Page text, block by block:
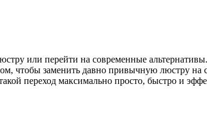
или перейти на современные
чтобы заменить давно привычную люстру на
переход максимально просто, быстро и